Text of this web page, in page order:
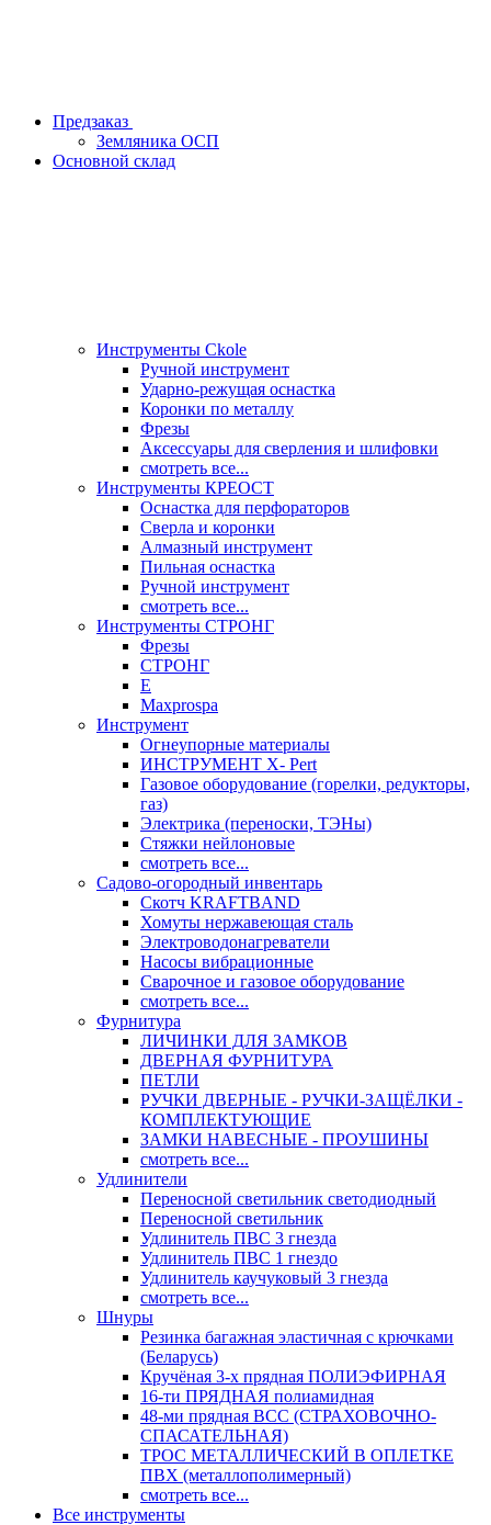
Предзаказ
Земляника ОСП
Основной склад
Инструменты Ckole
Ручной инструмент
Ударно‑режущая оснастка
Коронки по металлу
Фрезы
Аксессуары для сверления и шлифовки
смотреть все...
Инструменты КРЕОСТ
Оснастка для перфораторов
Сверла и коронки
Алмазный инструмент
Пильная оснастка
Ручной инструмент
смотреть все...
Инструменты СТРОНГ
Фрезы
СТРОНГ
Е
Maxprospa
Инструмент
Огнеупорные материалы
ИНСТРУМЕНТ X- Pert
Газовое оборудование (горелки, редукторы,
газ)
Электрика (переноски, ТЭНы)
Стяжки нейлоновые
смотреть все...
Садово-огородный инвентарь
Скотч KRAFTBAND
Хомуты нержавеющая сталь
Электроводонагреватели
Насосы вибрационные
Сварочное и газовое оборудование
смотреть все...
Фурнитура
ЛИЧИНКИ ДЛЯ ЗАМКОВ
ДВЕРНАЯ ФУРНИТУРА
ПЕТЛИ
РУЧКИ ДВЕРНЫЕ - РУЧКИ-ЗАЩЁЛКИ -
КОМПЛЕКТУЮЩИЕ
ЗАМКИ НАВЕСНЫЕ - ПРОУШИНЫ
смотреть все...
Удлинители
Переносной светильник светодиодный
Переносной светильник
Удлинитель ПВС 3 гнезда
Удлинитель ПВС 1 гнездо
Удлинитель каучуковый 3 гнезда
смотреть все...
Шнуры
Резинка багажная эластичная с крючками
(Беларусь)
Кручёная 3-х прядная ПОЛИЭФИРНАЯ
16-ти ПРЯДНАЯ полиамидная
48-ми прядная ВСС (СТРАХОВОЧНО-
СПАСАТЕЛЬНАЯ)
ТРОС МЕТАЛЛИЧЕСКИЙ В ОПЛЕТКЕ
ПВХ (металлополимерный)
смотреть все...
Все инструменты